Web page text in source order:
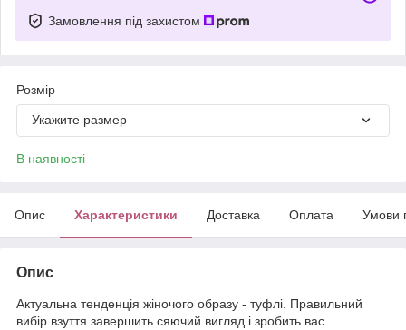
Замовлення під захистом
Розмір
Укажите размер
В наявності
Опис Характеристики Доставка Оплата Умови
Опис
Актуальна тенденція жіночого образу - туфлі. Правильний
вибір взуття завершить сяючий вигляд і зробить вас